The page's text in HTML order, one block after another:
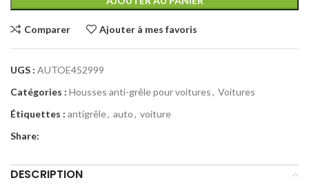
Comparer Ajouter à mes favoris
UGS : AUTOE452999
Catégories : Housses anti-grêle pour voitures, Voitures
Étiquettes : antigrêle, auto, voiture
Share:
DESCRIPTION